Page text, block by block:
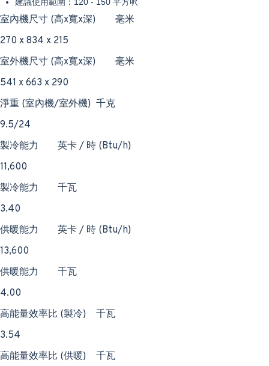
室內機尺寸 (高x寬x深)
毫米
270 x 834 x 215
室外機尺寸 (高x寬x深)
毫米
541 x 663 x 290
淨重 (室內機/室外機) 千克
9.5/24
製冷能力
英卡 / 時 (Btu/h)
11,600
製冷能力
千瓦
3.40
供暖能力
英卡 / 時 (Btu/h)
13,600
供暖能力
千瓦
4.00
高能量效率比 (製冷)
千瓦
3.54
高能量效率比 (供暖)
千瓦